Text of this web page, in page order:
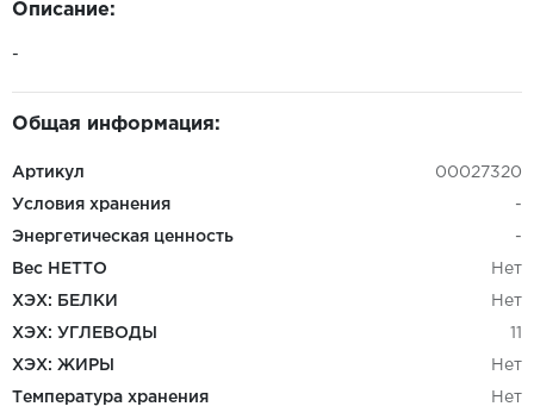
Описание:
-
Общая информация:
Артикул 00027320
Условия хранения -
Энергетическая ценность -
Вес НЕТТО Нет
ХЭХ: БЕЛКИ Нет
ХЭХ: УГЛЕВОДЫ 11
ХЭХ: ЖИРЫ Нет
Температура хранения Нет